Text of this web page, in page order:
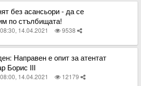
без асансьори - да се
по стълбищата!
08:30, 14.04.2021 9538
Направен е опит за атентат
Борис III
08:00, 14.04.2021 12179